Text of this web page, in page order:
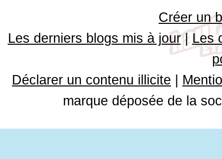
Créer un
Les derniers blogs mis à jour| Les
Déclarer un contenu illicite
marque déposée de la